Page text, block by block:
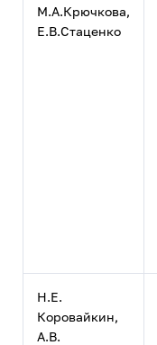
М.А.Крючкова,
Е.В.Стаценко
Н.Е.
Коровайкин,
А.В.